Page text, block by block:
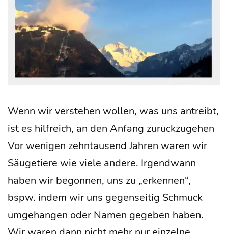
Wenn wir ver­ste­hen wol­len, was uns antreibt,
ist es hilf­reich, an den Anfang zurück­zu­ge­hen
Vor weni­gen zehn­tau­send Jah­ren waren wir
Säu­ge­tie­re wie vie­le ande­re. Irgend­wann
haben wir begon­nen, uns zu „erken­nen“,
bspw. indem wir uns gegen­sei­tig Schmuck
umge­han­gen oder Namen gege­ben haben.